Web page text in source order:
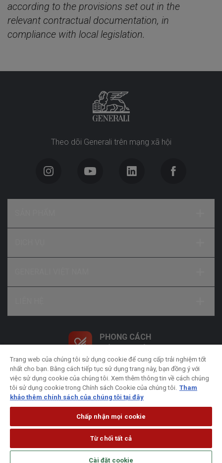
according to the provisions set out in the
relevant contractual documentation, in
compliance with local legislation.
Theo dõi Generali trên mạng xã hội
PHONG CÁCH
Chính sách xử lý dữ liệu cá nhân
Chính sách bảo
Chính sách Cookie Pháp lý
© Bản quyền thuộc về Công ty Bảo hiểm Nhân thọ Generali
Trang web của chúng tôi sử dụng cookie để cung cấp trải nghiệm tốt
nhất cho bạn. Bằng cách tiếp tục sử dụng trang này, bạn đồng ý với
việc sử dụng cookie của chúng tôi. Xem thêm thông tin về cách chúng
tôi sử dụng cookie trong Chính sách Cookie của chúng tôi. Tham
khảo thêm chính sách của chúng tôi tại đây
Chấp nhận mọi cookie
Từ chối tất cả
Cài đặt cookie